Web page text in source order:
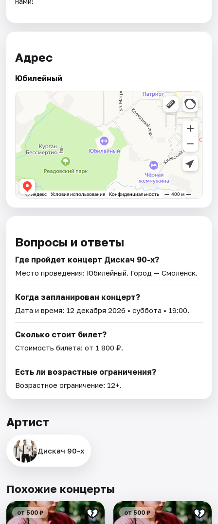
Адрес
Юбилейный
Вопросы и ответы
Где пройдет концерт Дискач 90-х?
Место проведения: Юбилейный. Город — Смоленск.
Когда запланирован концерт?
Дата и время: 12 декабря 2026 • суббота • 19:00.
Сколько стоит билет?
Стоимость билета: от 1 800 ₽.
Есть ли возрастные ограничения?
Возрастное ограничение: 12+.
Артист
Дискач 90-х
Похожие концерты
от 500 ₽ от 500 ₽